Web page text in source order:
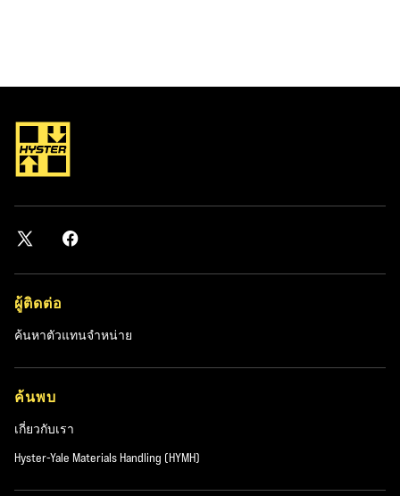
ผู้ติดต่อ
ค้นหาตัวแทนจำหน่าย
ค้นพบ
เกี่ยวกับเรา
Hyster-Yale Materials Handling (HYMH)